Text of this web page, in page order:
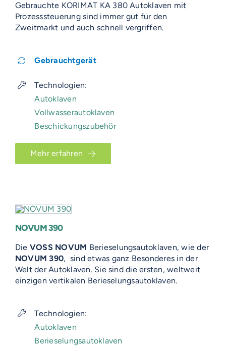
Gebrauchte KORIMAT KA 380 Autoklaven mit
Prozesssteuerung sind immer gut für den
Zweitmarkt und auch schnell vergriffen.
Gebrauchtgerät
Technologien:
Autoklaven
Vollwasserautoklaven
Beschickungszubehör
Mehr erfahren
NOVUM 390
Die VOSS NOVUM Berieselungsautoklaven, wie der
NOVUM 390, sind etwas ganz Besonderes in der
Welt der Autoklaven. Sie sind die ersten, weltweit
einzigen vertikalen Berieselungsautoklaven.
Technologien:
Autoklaven
Berieselungsautoklaven
EMERITO-MODELLE
Gläserverschließmaschinen
Reinigungssysteme
Vakuum-Detektor
STATIC
ROTARY
AUF DIESER SEITEVerpackungen-Übersicht
VOSS-MODELLE
NOVUM
SOLID
UNIVERSAL
GIGANT
Branchen-Übersicht
Direktvermarkter
Handwerk
Technologie-Übersicht
Abfüllmaschinen